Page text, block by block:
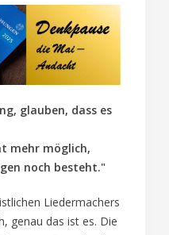
glauben, dass es
mehr möglich,
noch besteht."
Liedermachers
genau das ist es. Die